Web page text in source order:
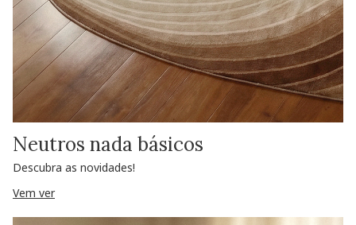
Neutros nada básicos
Descubra as novidades!
Vem ver